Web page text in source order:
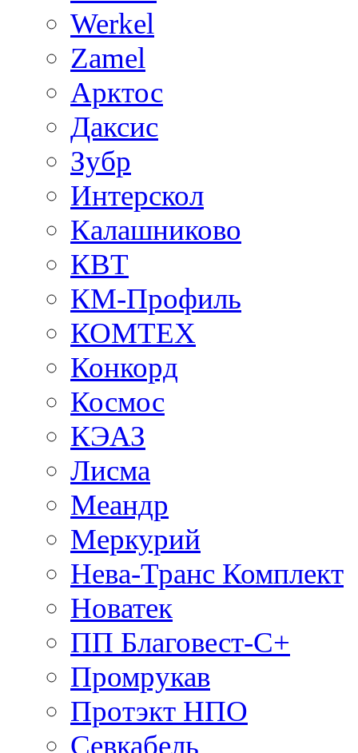
Werkel
Zamel
Арктос
Даксис
Зубр
Интерскол
Калашниково
КВТ
КМ-Профиль
КОМТЕХ
Конкорд
Космос
КЭАЗ
Лисма
Меандр
Меркурий
Нева-Транс Комплект
Новатек
ПП Благовест-С+
Промрукав
Протэкт НПО
Севкабель